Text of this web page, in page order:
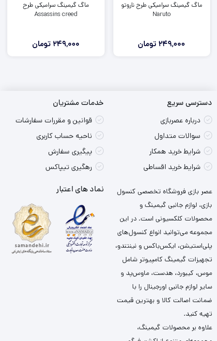
ماگ گیمینگ سرامیکی طرح ناروتو
Naruto
249,000 تومان
ماگ گیمینگ سرامیکی طرح
Assassins creed
249,000 تومان
دسترسی سریع
درباره عصربازی
سوالات متداول
شرایط خرید همکار
شرایط خرید اقساطی
خدمات مشتریان
قوانین و مقررات سفارشات
ناحیه حساب کاربری
پیگیری سفارش
رهگیری تیپاکس
عصر بازی فروشگاه تخصصی کنسول
بازی، لوازم جانبی گیمینگ و
محصولات کلکسیونی است. در این
مجموعه می‌توانید انواع کنسول‌های
پلی‌استیشن، ایکس‌باکس و نینتندو،
تجهیزات گیمینگ کامپیوتر شامل
موس، کیبورد، هدست، ماوس‌پد و
سایر لوازم جانبی اورجینال را با
ضمانت اصالت کالا و بهترین قیمت
تهیه کنید.
علاوه بر محصولات گیمینگ،
نماد های اعتبار